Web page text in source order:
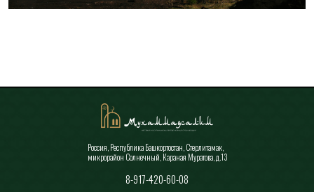
Россия, Республика Башкортостан, Стерлитамак,
микрорайон Солнечный, Караная Муратова, д.13
8-917-420-60-08